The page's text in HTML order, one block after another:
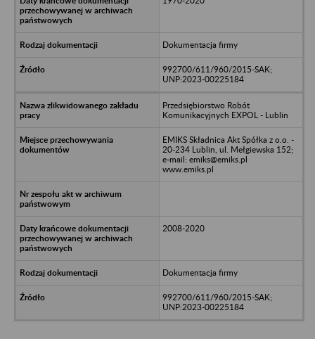
Dokumentacja firmy
992700/611/960/2015-SAK;
UNP:2023-00225184
Przedsiębiorstwo Robót
Komunikacyjnych EXPOL - Lublin
EMIKS Składnica Akt Spółka z o.o. -
20-234 Lublin, ul. Mełgiewska 152;
e-mail: emiks@emiks.pl
www.emiks.pl
2008-2020
Dokumentacja firmy
992700/611/960/2015-SAK;
UNP:2023-00225184